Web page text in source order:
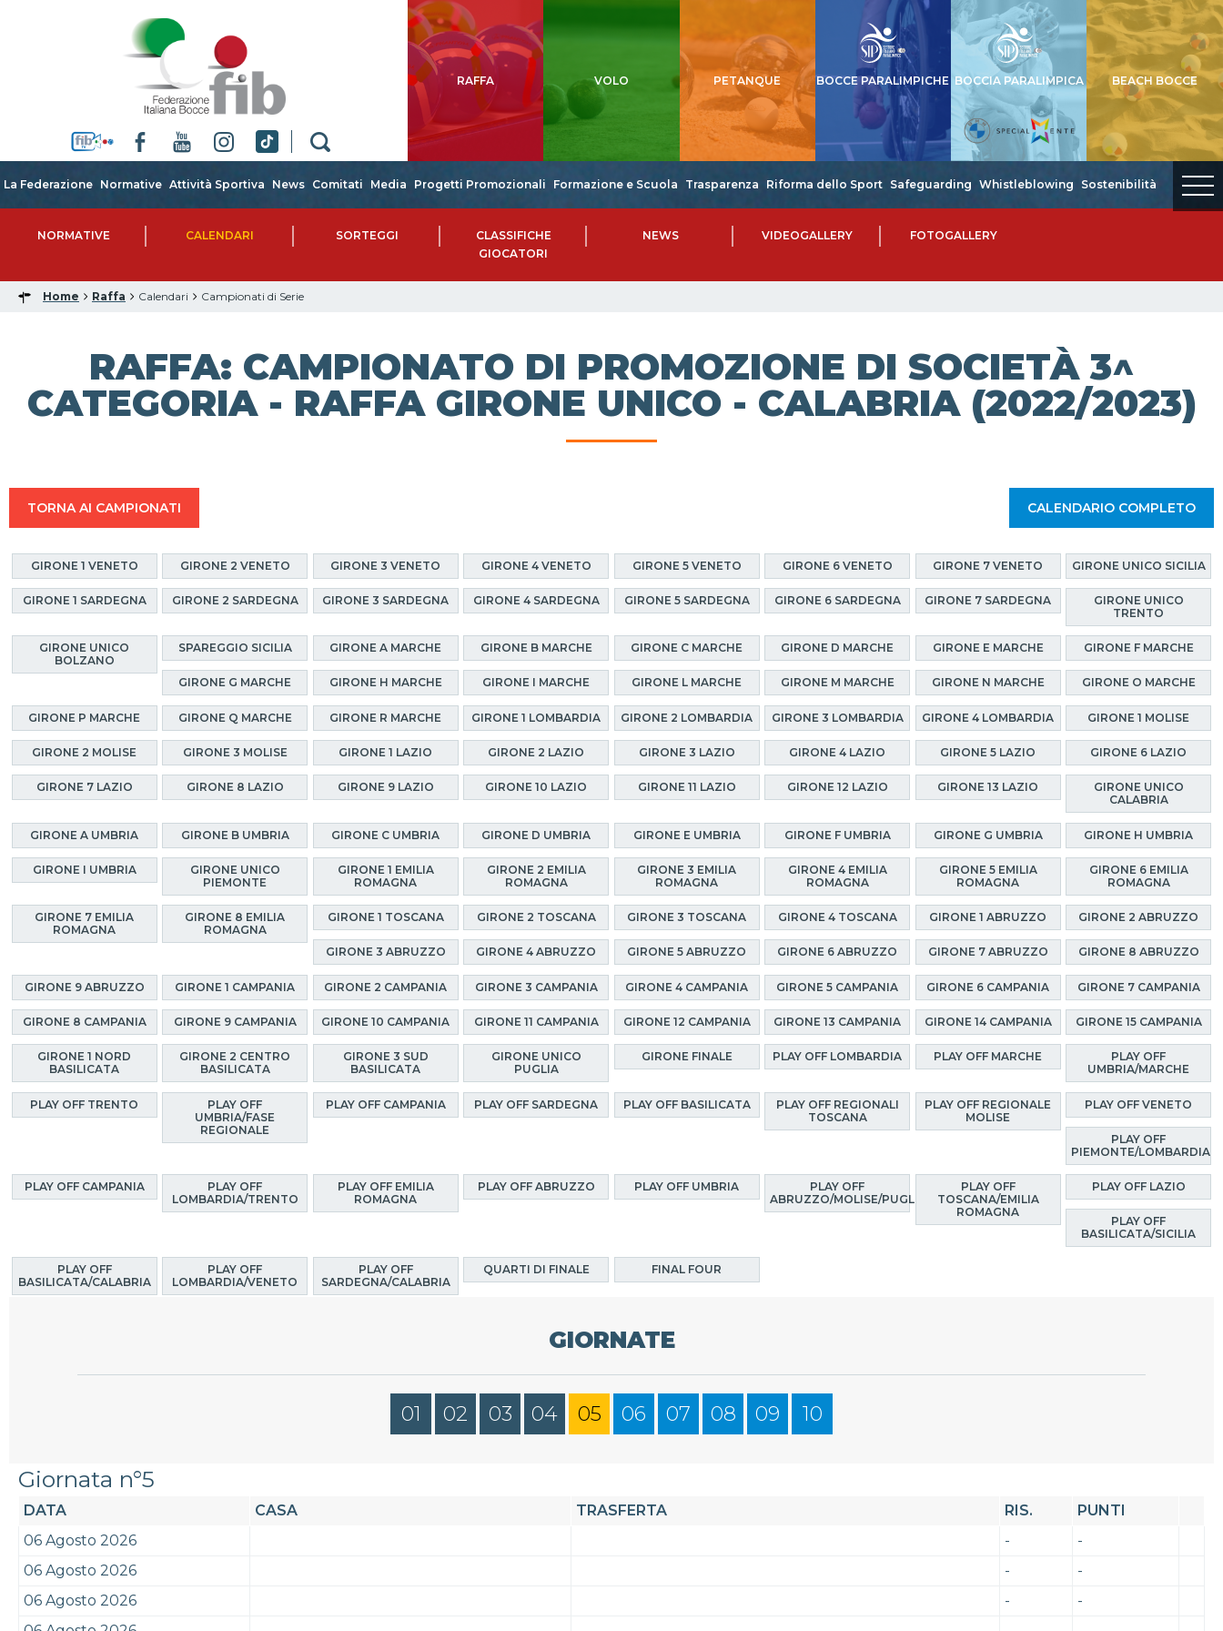
RAFFA VOLO PETANQUE BOCCE PARALIMPICHE BOCCIA PARALIMPICA BEACH BOCCE
La Federazione Normative Attività Sportiva News Comitati Media Progetti Promozionali Formazione e Scuola Trasparenza Riforma dello Sport Safeguarding Whistleblowing Sostenibilità
NORMATIVE CALENDARI SORTEGGI
CLASSIFICHE
GIOCATORI
NEWS VIDEOGALLERY FOTOGALLERY
Home Raffa Calendari Campionati di Serie
RAFFA: CAMPIONATO DI PROMOZIONE DI SOCIETÀ 3^
CATEGORIA - RAFFA GIRONE UNICO - CALABRIA (2022/2023)
TORNA AI CAMPIONATI CALENDARIO COMPLETO
GIRONE 1 VENETO GIRONE 2 VENETO GIRONE 3 VENETO GIRONE 4 VENETO GIRONE 5 VENETO GIRONE 6 VENETO GIRONE 7 VENETO GIRONE UNICO SICILIA
GIRONE 1 SARDEGNA GIRONE 2 SARDEGNA GIRONE 3 SARDEGNA GIRONE 4 SARDEGNA GIRONE 5 SARDEGNA GIRONE 6 SARDEGNA GIRONE 7 SARDEGNA
GIRONE UNICO
TRENTO
GIRONE UNICO
BOLZANO
SPAREGGIO SICILIA GIRONE A MARCHE GIRONE B MARCHE GIRONE C MARCHE GIRONE D MARCHE GIRONE E MARCHE GIRONE F MARCHE
GIRONE G MARCHE GIRONE H MARCHE GIRONE I MARCHE GIRONE L MARCHE GIRONE M MARCHE GIRONE N MARCHE GIRONE O MARCHE
GIRONE P MARCHE GIRONE Q MARCHE GIRONE R MARCHE GIRONE 1 LOMBARDIA GIRONE 2 LOMBARDIA GIRONE 3 LOMBARDIA GIRONE 4 LOMBARDIA GIRONE 1 MOLISE
GIRONE 2 MOLISE GIRONE 3 MOLISE GIRONE 1 LAZIO GIRONE 2 LAZIO GIRONE 3 LAZIO GIRONE 4 LAZIO GIRONE 5 LAZIO GIRONE 6 LAZIO
GIRONE 7 LAZIO GIRONE 8 LAZIO GIRONE 9 LAZIO GIRONE 10 LAZIO GIRONE 11 LAZIO GIRONE 12 LAZIO GIRONE 13 LAZIO
GIRONE UNICO
CALABRIA
GIRONE A UMBRIA GIRONE B UMBRIA GIRONE C UMBRIA GIRONE D UMBRIA GIRONE E UMBRIA GIRONE F UMBRIA GIRONE G UMBRIA GIRONE H UMBRIA
GIRONE I UMBRIA
GIRONE UNICO
PIEMONTE
GIRONE 1 EMILIA
ROMAGNA
GIRONE 2 EMILIA
ROMAGNA
GIRONE 3 EMILIA
ROMAGNA
GIRONE 4 EMILIA
ROMAGNA
GIRONE 5 EMILIA
ROMAGNA
GIRONE 6 EMILIA
ROMAGNA
GIRONE 7 EMILIA
ROMAGNA
GIRONE 8 EMILIA
ROMAGNA
GIRONE 1 TOSCANA GIRONE 2 TOSCANA GIRONE 3 TOSCANA GIRONE 4 TOSCANA GIRONE 1 ABRUZZO GIRONE 2 ABRUZZO
GIRONE 3 ABRUZZO GIRONE 4 ABRUZZO GIRONE 5 ABRUZZO GIRONE 6 ABRUZZO GIRONE 7 ABRUZZO GIRONE 8 ABRUZZO
GIRONE 9 ABRUZZO GIRONE 1 CAMPANIA GIRONE 2 CAMPANIA GIRONE 3 CAMPANIA GIRONE 4 CAMPANIA GIRONE 5 CAMPANIA GIRONE 6 CAMPANIA GIRONE 7 CAMPANIA
GIRONE 8 CAMPANIA GIRONE 9 CAMPANIA GIRONE 10 CAMPANIA GIRONE 11 CAMPANIA GIRONE 12 CAMPANIA GIRONE 13 CAMPANIA GIRONE 14 CAMPANIA GIRONE 15 CAMPANIA
GIRONE 1 NORD
BASILICATA
GIRONE 2 CENTRO
BASILICATA
GIRONE 3 SUD
BASILICATA
GIRONE UNICO
PUGLIA
GIRONE FINALE PLAY OFF LOMBARDIA PLAY OFF MARCHE
PLAY OFF
UMBRIA/MARCHE
PLAY OFF TRENTO
PLAY OFF
UMBRIA/FASE
REGIONALE
PLAY OFF CAMPANIA PLAY OFF SARDEGNA PLAY OFF BASILICATA
PLAY OFF REGIONALI
TOSCANA
PLAY OFF REGIONALE
MOLISE
PLAY OFF VENETO
PLAY OFF
PIEMONTE/LOMBARDIA
PLAY OFF CAMPANIA
PLAY OFF
LOMBARDIA/TRENTO
PLAY OFF EMILIA
ROMAGNA
PLAY OFF ABRUZZO PLAY OFF UMBRIA
PLAY OFF
ABRUZZO/MOLISE/PUGLIA
PLAY OFF
TOSCANA/EMILIA
ROMAGNA
PLAY OFF LAZIO
PLAY OFF
BASILICATA/SICILIA
PLAY OFF
BASILICATA/CALABRIA
PLAY OFF
LOMBARDIA/VENETO
PLAY OFF
SARDEGNA/CALABRIA
QUARTI DI FINALE FINAL FOUR
GIORNATE
01 02 03 04 05 06 07 08 09 10
Giornata n°5
DATA CASA TRASFERTA RIS.
PUNTI
06 Agosto 2026
-
-
06 Agosto 2026
-
-
06 Agosto 2026
-
-